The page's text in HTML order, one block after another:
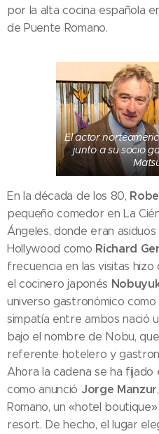
por la alta cocina española
de Puente Romano.
El actor
junto a su socio
En la década de los 80,
pequeño comedor en La
Ángeles, donde eran
Hollywood como Richard
frecuencia en las visitas
el cocinero japonés
universo gastronómico como
simpatía entre ambos nació
bajo el nombre de Nobu,
referente hotelero y
Ahora la cadena se ha fijado
como anunció Jorge Manzur
Romano, un «hotel
resort. De hecho, el lugar